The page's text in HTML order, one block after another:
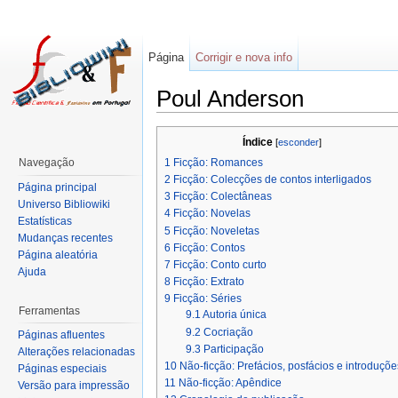
Poul Anderson
Índice [esconder]
1 Ficção: Romances
2 Ficção: Colecções de contos interligados
3 Ficção: Colectâneas
4 Ficção: Novelas
5 Ficção: Noveletas
6 Ficção: Contos
7 Ficção: Conto curto
8 Ficção: Extrato
9 Ficção: Séries
9.1 Autoria única
9.2 Cocriação
9.3 Participação
10 Não-ficção: Prefácios, posfácios e
11 Não-ficção: Apêndice
Página Corrigir e nova info
Navegação
Página principal
Universo Bibliowiki
Estatísticas
Mudanças recentes
Página aleatória
Ajuda
Ferramentas
Páginas afluentes
Alterações relacionadas
Páginas especiais
Versão para impressão